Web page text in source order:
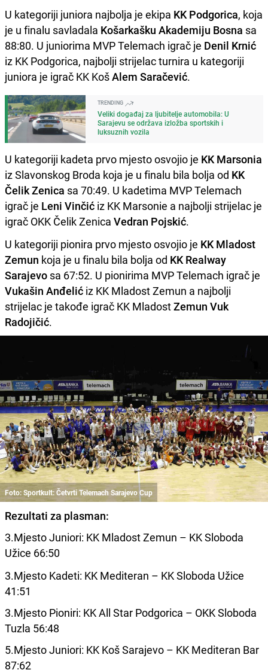
U kategoriji juniora najbolja je ekipa KK Podgorica, koja
je u finalu savladala Košarkašku Akademiju Bosna sa
88:80. U juniorima MVP Telemach igrač je Denil Krnić
iz KK Podgorica, najbolji strijelac turnira u kategoriji
juniora je igrač KK KošAlem Saračević.
TRENDING
Veliki događaj za ljubitelje automobila: U
Sarajevu se održava izložba sportskih i
luksuznih vozila
U kategoriji kadeta prvo mjesto osvojio je KK Marsonia
iz Slavonskog Broda koja je u finalu bila bolja od KK
Čelik Zenica sa 70:49. U kadetima MVP Telemach
igrač je Leni Vinčić iz KK Marsonie a najbolji strijelac je
igrač OKK Čelik Zenica Vedran Pojskić.
U kategoriji pionira prvo mjesto osvojio je KK Mladost
Zemun koja je u finalu bila bolja od KK Realway
Sarajevo sa 67:52. U pionirima MVP Telemach igrač je
Vukašin Anđelić iz KK Mladost Zemun a najbolji
strijelac je takođe igrač KK MladostZemun Vuk
Radojičić.
Foto: Sportkult: Četvrti Telemach Sarajevo Cup
Rezultati za plasman:
3.Mjesto Juniori: KK Mladost Zemun – KK Sloboda
Užice 66:50
3.Mjesto Kadeti: KK Mediteran – KK Sloboda Užice
41:51
3.Mjesto Pioniri: KK All Star Podgorica – OKK Sloboda
Tuzla 56:48
5.Mjesto Juniori: KK Koš Sarajevo – KK Mediteran Bar
87:62